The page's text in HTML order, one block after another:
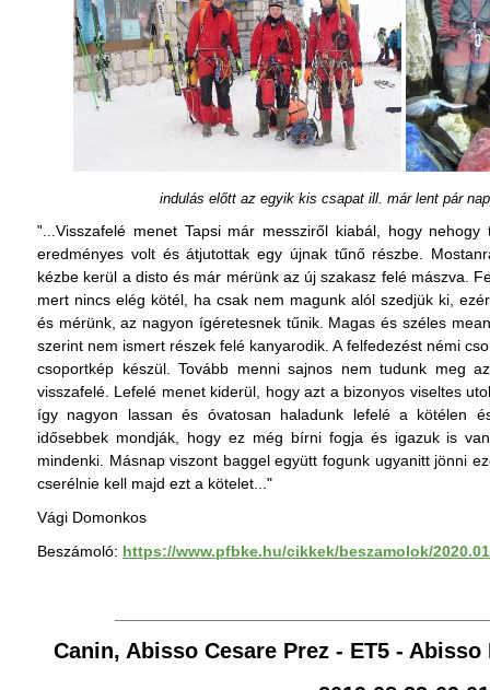
indulás előtt az egyik kis csapat ill. már lent pár
"...Visszafelé menet Tapsi már messziről kiabál, hogy
eredményes volt és átjutottak egy újnak tűnő részbe.
kézbe kerül a disto és már mérünk az új szakasz felé mászva.
mert nincs elég kötél, ha csak nem magunk alól szedjük ki,
és mérünk, az nagyon ígéretesnek tűnik. Magas és széles
szerint nem ismert részek felé kanyarodik. A felfedezést némi
csoportkép készül. Tovább menni sajnos nem tudunk meg
visszafelé. Lefelé menet kiderül, hogy azt a bizonyos viseltes
így nagyon lassan és óvatosan haladunk lefelé a kötélen
idősebbek mondják, hogy ez még bírni fogja és igazuk is
mindenki. Másnap viszont baggel együtt fogunk ugyanitt jönni
cserélnie kell majd ezt a kötelet..."
Vági Domonkos
Beszámoló: https://www.pfbke.hu/cikkek/beszamolok/
Canin, Abisso Cesare Prez - ET5 -